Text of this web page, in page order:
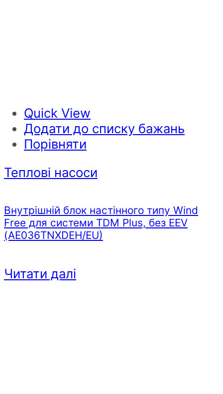
Quick View
Додати до списку бажань
Порівняти
Теплові насоси
Внутрішній блок настінного типу Wind
Free для системи TDM Plus, без EEV
(AE036TNXDEH/EU)
Читати далі